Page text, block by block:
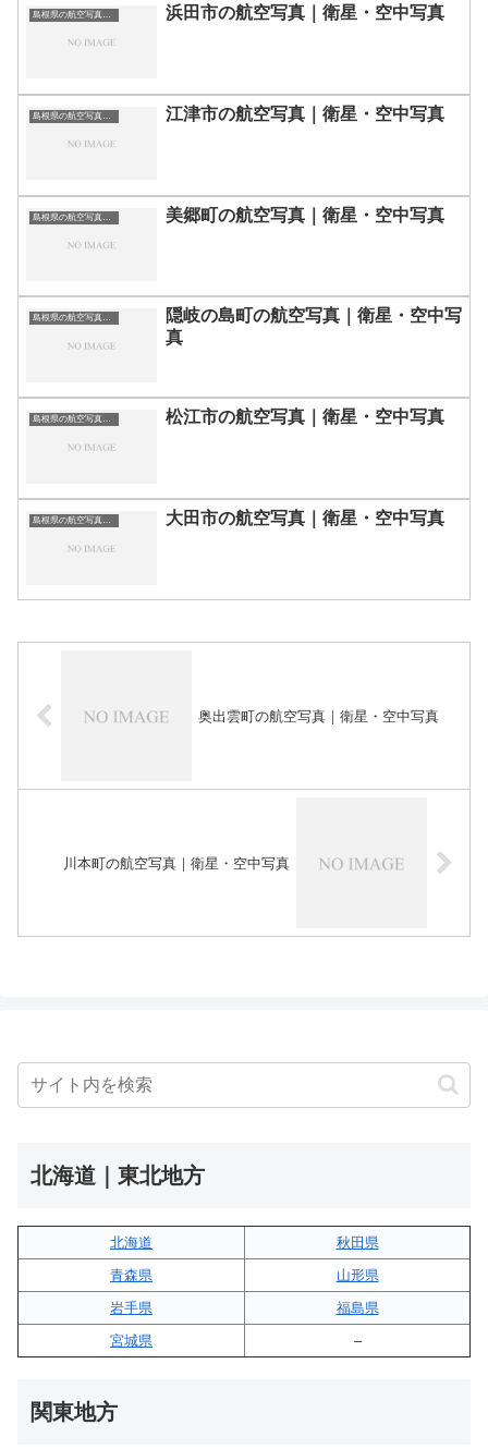
浜田市の航空写真｜衛星・空中写真
江津市の航空写真｜衛星・空中写真
美郷町の航空写真｜衛星・空中写真
島根県の航空写真・空中写真
隠岐の島町の航空写真｜衛星・空中写
真
島根県の航空写真・空中写真 松江市の航空写真｜衛星・空中写真
島根県の航空写真・空中写真 大田市の航空写真｜衛星・空中写真
奥出雲町の航空写真｜衛星・空中写真
川本町の航空写真｜衛星・空中写真
北海道｜東北地方
北海道
秋田県
青森県
山形県
岩手県
福島県
宮城県
–
関東地方